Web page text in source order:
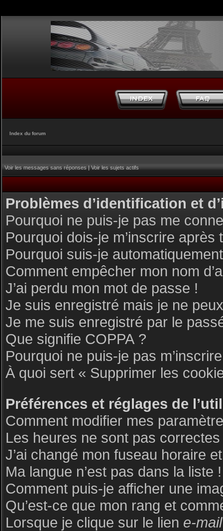
Index du forum
Voir les messages sans réponses|Voir les sujets actifs
Problèmes d’identification et
Pourquoi ne puis-je pas me
Pourquoi dois-je m’inscrire après
Pourquoi suis-je
Comment empêcher mon nom
J’ai perdu mon mot de passe !
Je suis enregistré mais je ne
Je me suis enregistré par le
Que signifie COPPA ?
Pourquoi ne puis-je pas
À quoi sert « Supprimer les
Préférences et réglages de
Comment modifier mes
Les heures ne sont pas correctes
J’ai changé mon fuseau horaire
Ma langue n’est pas dans la liste !
Comment puis-je afficher une
Qu’est-ce que mon rang et
Lorsque je clique sur le lien e-mail